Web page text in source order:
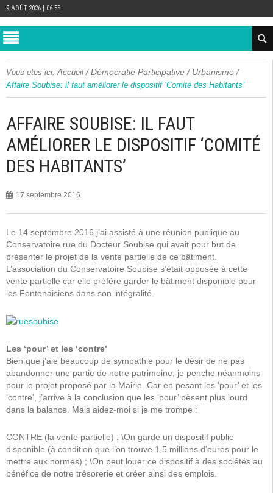
9 AOÛT 2026 | 06:35
Vous etes ici: Accueil /Démocratie Participative / Urbanisme /
Affaire Soubise: il faut améliorer le dispositif ‘Comité des Habitants’
AFFAIRE SOUBISE: IL FAUT
AMÉLIORER LE DISPOSITIF ‘COMITÉ
DES HABITANTS’
17 septembre 2016
Le 14 septembre 2016 j’ai assisté à une réunion publique au
Conservatoire rue du Docteur Soubise qui avait pour but de
présenter le projet de la vente partielle de ce bâtiment.
L’association du Conservatoire Soubise s’était opposée à cette
vente partielle car elle préfère garder le bâtiment disponible pour
les Fontenaisiens dans son intégralité.
Les ‘pour’ et les ‘contre’
Bien que j’aie beaucoup de sympathie pour le désir de ne pas
abandonner une partie de notre patrimoine, je penche néanmoins
pour le projet proposé par la Mairie. Car en pesant les ‘pour’ et les
‘contre’, j’arrive à la conclusion que les ‘pour’ pèsent plus lourd
dans la balance. Mais aidez-moi si je me trompe :
CONTRE (la vente partielle) : \On garde un dispositif public
disponible (à condition que l’on trouve 1,5 millions d’euros pour le
mettre aux normes) ; \On peut louer ce dispositif à des sociétés au
bénéfice de notre trésorerie et créer ainsi des emplois.